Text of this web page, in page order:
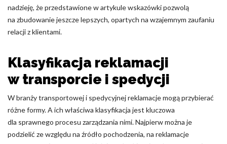
nadzieję, że przedstawione w artykule wskazówki pozwolą
na zbudowanie jeszcze lepszych, opartych na wzajemnym zaufaniu
relacji z klientami.
Klasyfikacja reklamacji
w transporcie i spedycji
W branży transportowej i spedycyjnej reklamacje mogą przybierać
różne formy. A ich właściwa klasyfikacja jest kluczowa
dla sprawnego procesu zarządzania nimi. Najpierw można je
podzielić ze względu na źródło pochodzenia, na reklamacje
Odrzuć
Akceptuj wszystko